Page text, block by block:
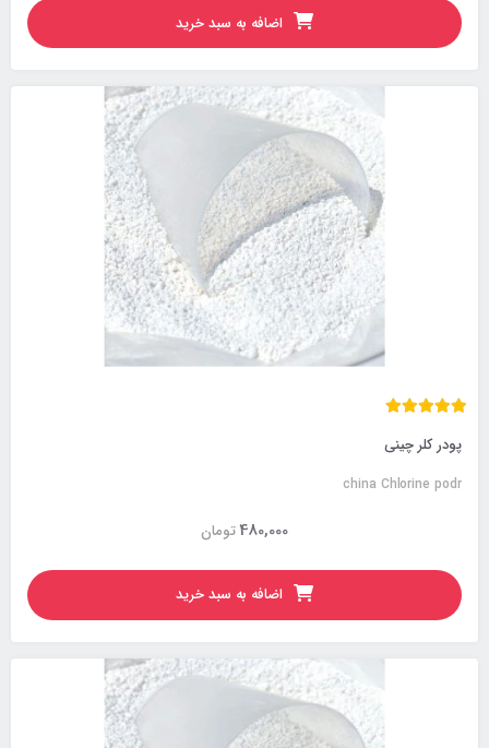
اضافه به سبد خرید
پودر کلر چینی
china Chlorine podr
تومان480,000
اضافه به سبد خرید